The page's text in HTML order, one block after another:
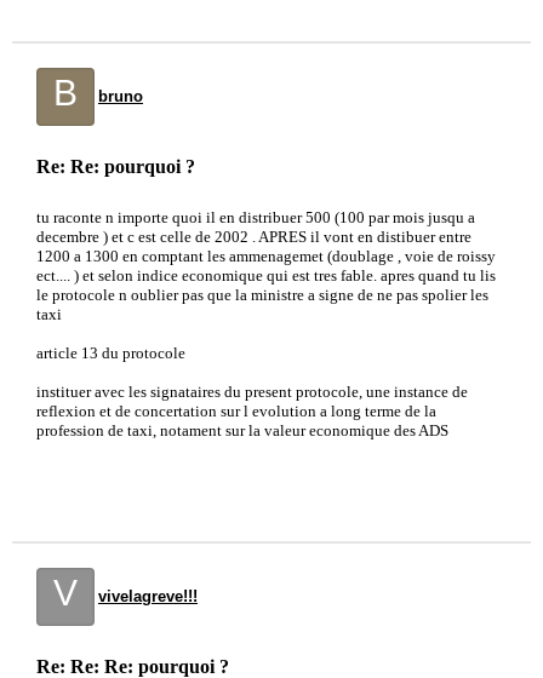
B bruno
Re: Re: pourquoi ?
tu raconte n importe quoi il en distribuer 500 (100 par mois jusqu a
decembre ) et c est celle de 2002 . APRES il vont en distibuer entre
1200 a 1300 en comptant les ammenagemet (doublage , voie de roissy
ect.... ) et selon indice economique qui est tres fable. apres quand tu lis
le protocole n oublier pas que la ministre a signe de ne pas spolier les
taxi
article 13 du protocole
instituer avec les signataires du present protocole, une instance de
reflexion et de concertation sur l evolution a long terme de la
profession de taxi, notament sur la valeur economique des ADS
V vivelagreve!!!
Re: Re: Re: pourquoi ?